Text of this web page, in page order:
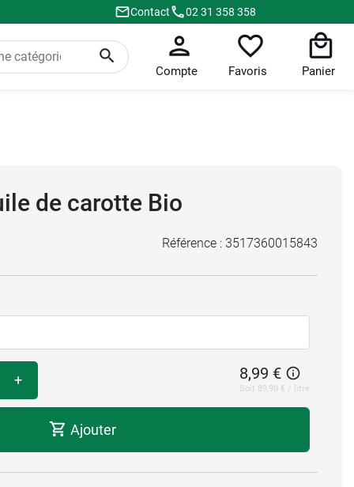
Contact 02 31 358 358
Compte Favoris Panier
de carotte Bio
Référence : 3517360015843
+ 8,99 €
Soit 89,90 € / litre
Ajouter